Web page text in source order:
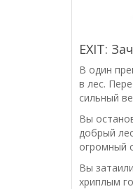
EXIT:
В один
в лес.
сильный
Вы
добрый
огромный
Вы
хриплым